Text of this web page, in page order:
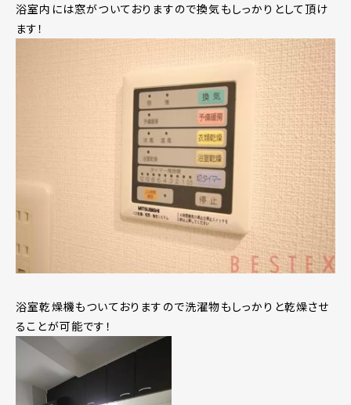
浴室内には窓がついておりますので換気もしっかりとして頂け
ます！
浴室乾燥機もついておりますので洗濯物もしっかりと乾燥させ
ることが可能です！